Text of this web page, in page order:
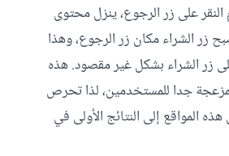
على زر الرجوع، ينزل محتوى
زر الشراء مكان زر الرجوع، وهذا
زر الشراء بشكل غير مقصود. هذه
جدا للمستخدمين، لذا تحرص
المواقع إلى النتائج الأولى في